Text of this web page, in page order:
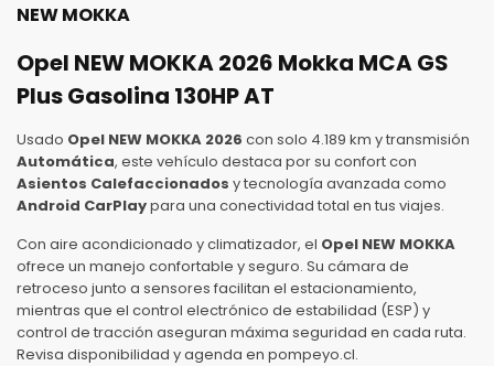
NEW MOKKA
Opel NEW MOKKA 2026 Mokka MCA GS
Plus Gasolina 130HP AT
Usado Opel NEW MOKKA 2026 con solo 4.189 km y transmisión
Automática, este vehículo destaca por su confort con
Asientos Calefaccionados y tecnología avanzada como
Android CarPlaypara una conectividad total en tus viajes.
Con aire acondicionado y climatizador, el Opel NEW MOKKA
ofrece un manejo confortable y seguro. Su cámara de
retroceso junto a sensores facilitan el estacionamiento,
mientras que el control electrónico de estabilidad (ESP) y
control de tracción aseguran máxima seguridad en cada ruta.
Revisa disponibilidad y agenda en pompeyo.cl.